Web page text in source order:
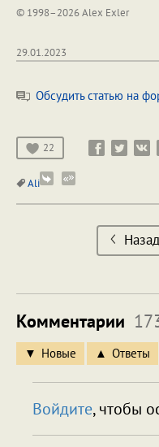
© 1998–2026 Alex Exler
29.01.2023
Обсудить статью на
22
Ali
Назад
Комментарии
Новые Ответы
Войдите, чтобы